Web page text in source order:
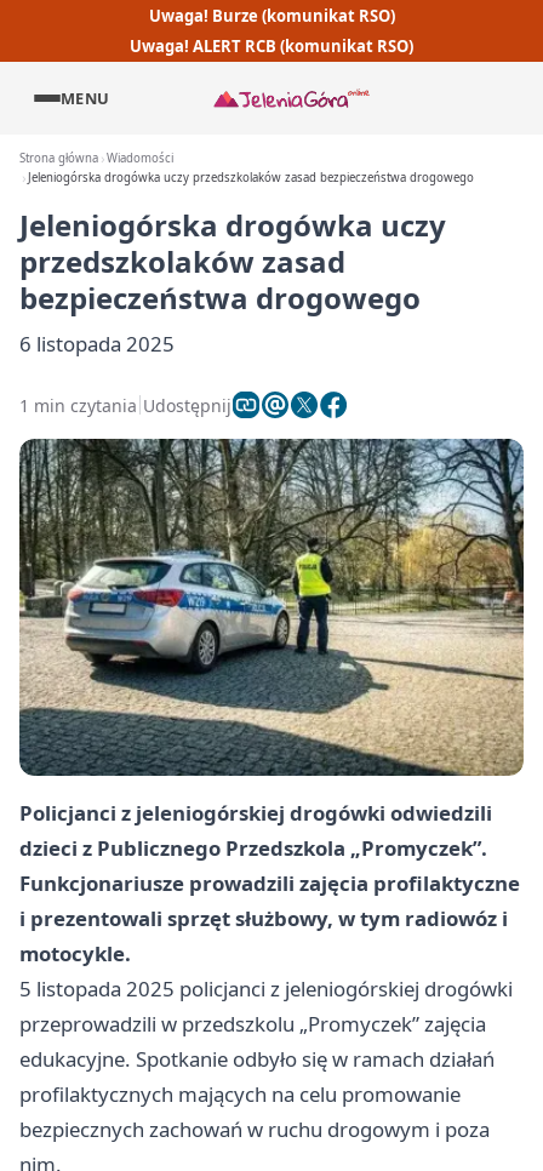
Uwaga! Burze (komunikat RSO)
Uwaga! ALERT RCB (komunikat RSO)
MENU
Strona główna Wiadomości
Jeleniogórska drogówka uczy przedszkolaków zasad bezpieczeństwa drogowego
Jeleniogórska drogówka uczy
przedszkolaków zasad
bezpieczeństwa drogowego
6 listopada 2025
1 min czytania Udostępnij
Policjanci z jeleniogórskiej drogówki odwiedzili
dzieci z Publicznego Przedszkola „Promyczek”.
Funkcjonariusze prowadzili zajęcia profilaktyczne
i prezentowali sprzęt służbowy, w tym radiowóz i
motocykle.
5 listopada 2025 policjanci z jeleniogórskiej drogówki
przeprowadzili w przedszkolu „Promyczek” zajęcia
edukacyjne. Spotkanie odbyło się w ramach działań
profilaktycznych mających na celu promowanie
bezpiecznych zachowań w ruchu drogowym i poza
nim.